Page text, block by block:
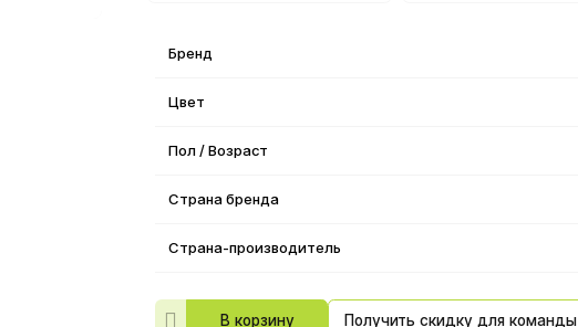
Бренд
Цвет
Пол / Возраст
Страна бренда
Страна-производитель
В корзину Получить скидку для команды